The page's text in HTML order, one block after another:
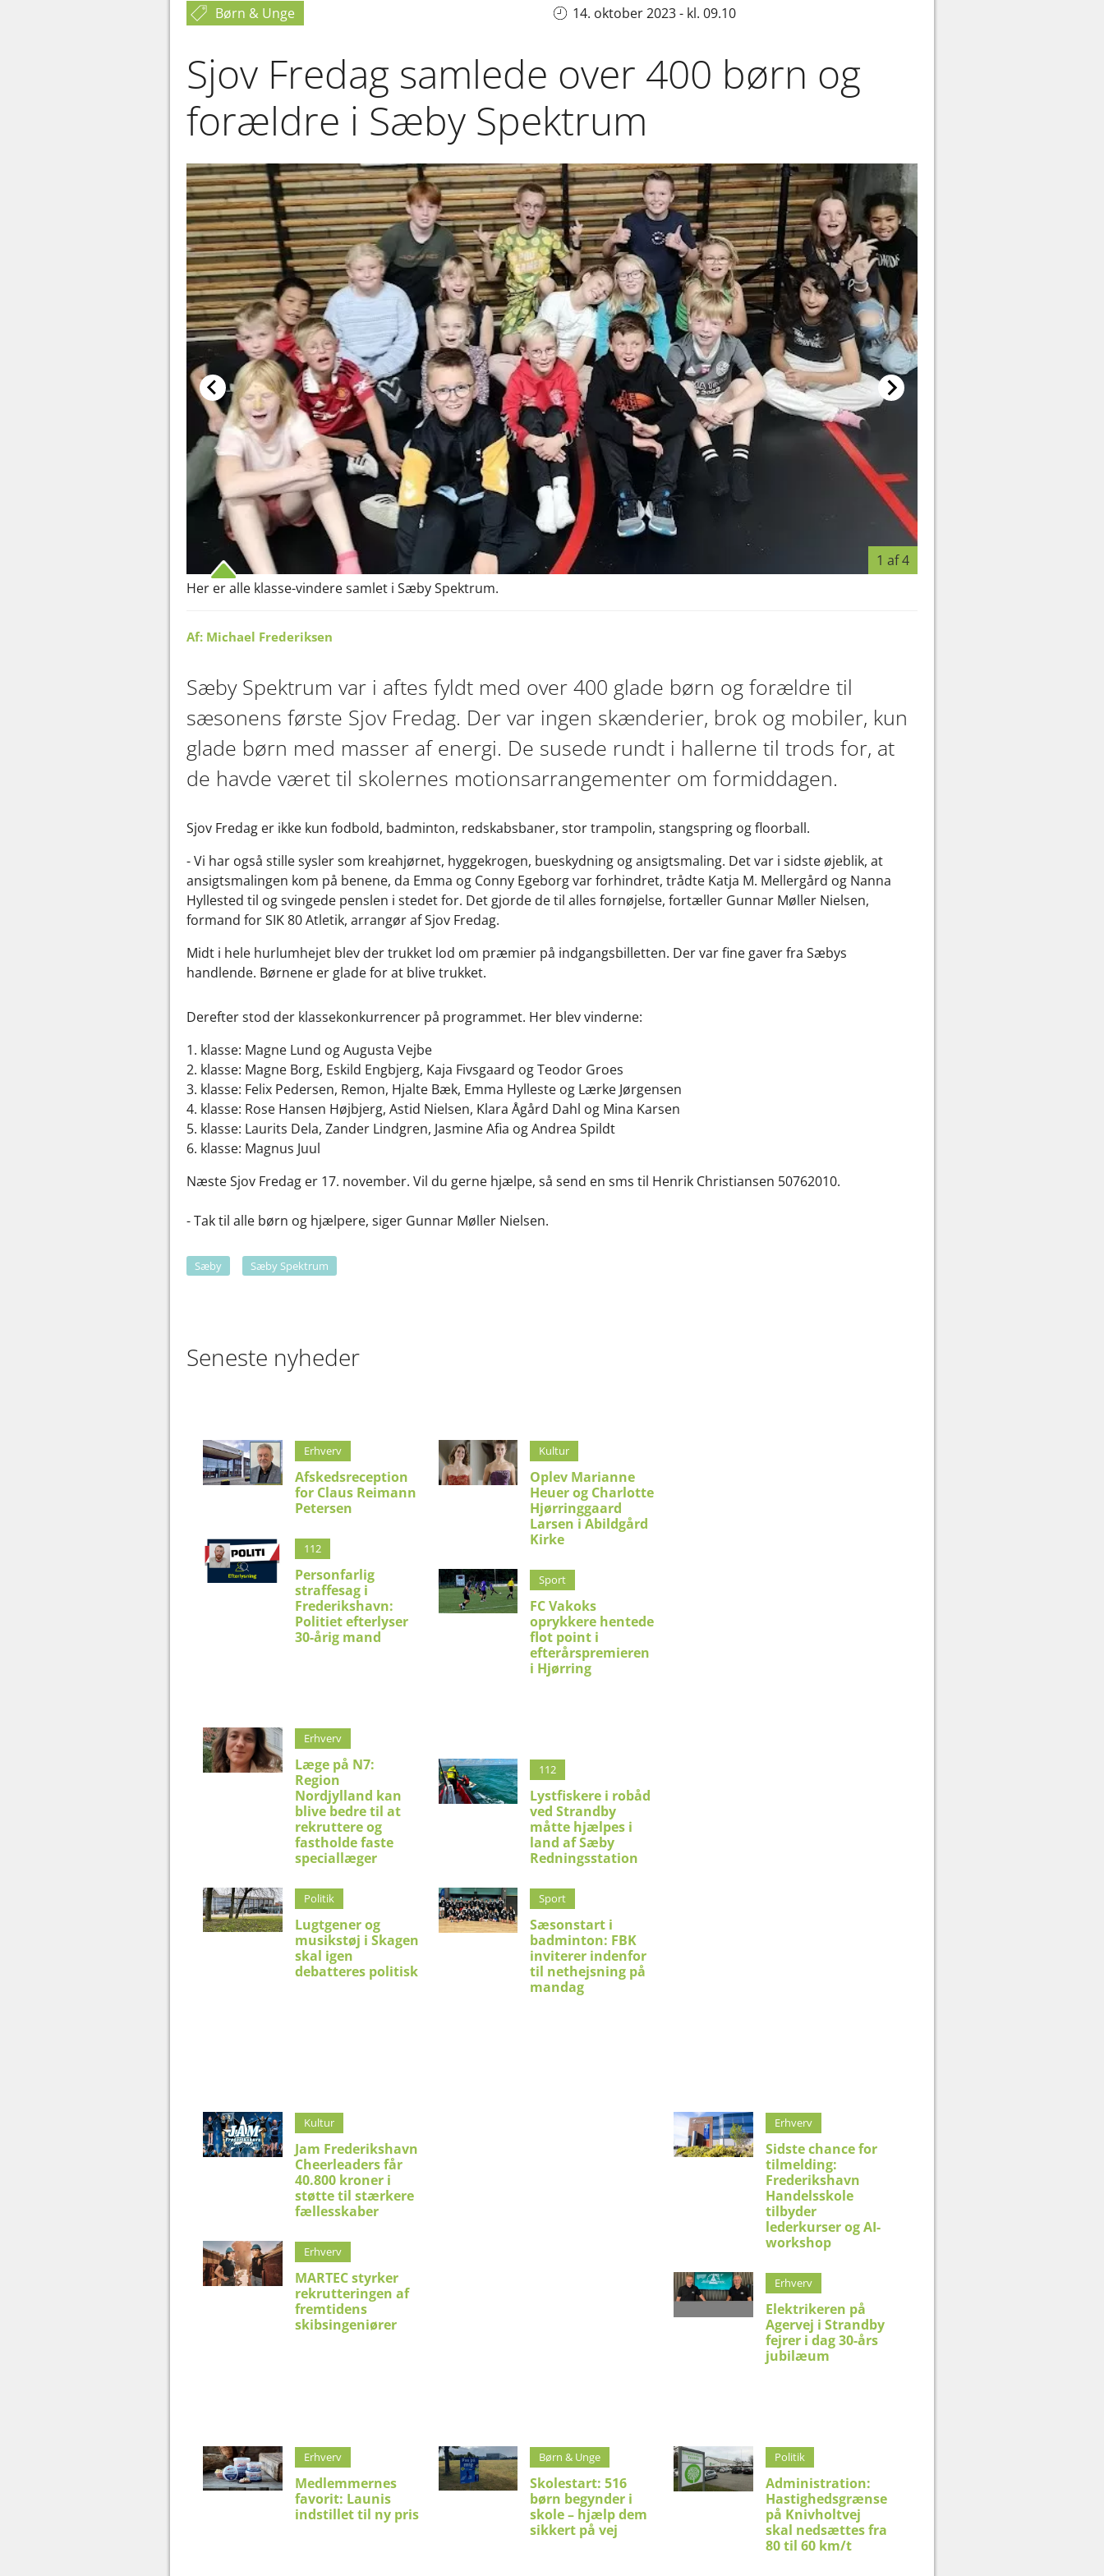
Børn & Unge 14. oktober 2023 - kl. 09.10
Sjov Fredag samlede over 400 børn og
forældre i Sæby Spektrum
1 af 4
Her er alle klasse-vindere samlet i Sæby Spektrum.
Af: Michael Frederiksen
Sæby Spektrum var i aftes fyldt med over 400 glade børn og forældre til
sæsonens første Sjov Fredag. Der var ingen skænderier, brok og mobiler, kun
glade børn med masser af energi. De susede rundt i hallerne til trods for, at
de havde været til skolernes motionsarrangementer om formiddagen.
Sjov Fredag er ikke kun fodbold, badminton, redskabsbaner, stor trampolin, stangspring og floorball.
- Vi har også stille sysler som kreahjørnet, hyggekrogen, bueskydning og ansigtsmaling. Det var i sidste øjeblik, at
ansigtsmalingen kom på benene, da Emma og Conny Egeborg var forhindret, trådte Katja M. Mellergård og Nanna
Hyllested til og svingede penslen i stedet for. Det gjorde de til alles fornøjelse, fortæller Gunnar Møller Nielsen,
formand for SIK 80 Atletik, arrangør af Sjov Fredag.
Midt i hele hurlumhejet blev der trukket lod om præmier på indgangsbilletten. Der var fine gaver fra Sæbys
handlende. Børnene er glade for at blive trukket.
Derefter stod der klassekonkurrencer på programmet. Her blev vinderne:
1. klasse: Magne Lund og Augusta Vejbe
2. klasse: Magne Borg, Eskild Engbjerg, Kaja Fivsgaard og Teodor Groes
3. klasse: Felix Pedersen, Remon, Hjalte Bæk, Emma Hylleste og Lærke Jørgensen
4. klasse: Rose Hansen Højbjerg, Astid Nielsen, Klara Ågård Dahl og Mina Karsen
5. klasse: Laurits Dela, Zander Lindgren, Jasmine Afia og Andrea Spildt
6. klasse: Magnus Juul
Næste Sjov Fredag er 17. november. Vil du gerne hjælpe, så send en sms til Henrik Christiansen 50762010.
- Tak til alle børn og hjælpere, siger Gunnar Møller Nielsen.
Sæby Sæby Spektrum
Seneste nyheder
Erhverv
Afskedsreception
for Claus Reimann
Petersen
112
Personfarlig
straffesag i
Frederikshavn:
Politiet efterlyser
30-årig mand
Erhverv
Læge på N7:
Region
Nordjylland kan
blive bedre til at
rekruttere og
fastholde faste
speciallæger
Politik
Lugtgener og
musikstøj i Skagen
skal igen
debatteres politisk
Kultur
Oplev Marianne
Heuer og Charlotte
Hjørringgaard
Larsen i Abildgård
Kirke
Sport
FC Vakoks
oprykkere hentede
flot point i
efterårspremieren
i Hjørring
112
Lystfiskere i robåd
ved Strandby
måtte hjælpes i
land af Sæby
Redningsstation
Sport
Sæsonstart i
badminton: FBK
inviterer indenfor
til nethejsning på
mandag
Kultur
Jam Frederikshavn
Cheerleaders får
40.800 kroner i
støtte til stærkere
fællesskaber
Erhverv
MARTEC styrker
rekrutteringen af
fremtidens
skibsingeniører
Erhverv
Sidste chance for
tilmelding:
Frederikshavn
Handelsskole
tilbyder
lederkurser og AI-
workshop
Erhverv
Elektrikeren på
Agervej i Strandby
fejrer i dag 30-års
jubilæum
Erhverv
Medlemmernes
favorit: Launis
indstillet til ny pris
Børn & Unge
Skolestart: 516
børn begynder i
skole – hjælp dem
sikkert på vej
Politik
Administration:
Hastighedsgrænse
på Knivholtvej
skal nedsættes fra
80 til 60 km/t